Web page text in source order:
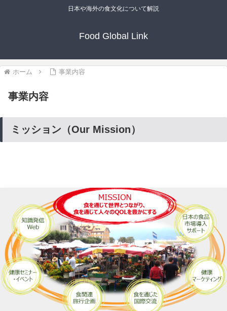
日本や海外の食文化について解説
Food Global Link
ホーム 事業内容
事業内容
ミッション（Our Mission）